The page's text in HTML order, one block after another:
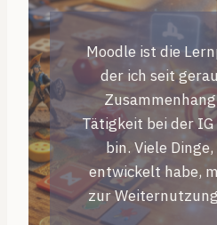
Moodle ist die
der ich seit
Tätigkeit bei der
bin. Viele
entwickelt habe,
zur